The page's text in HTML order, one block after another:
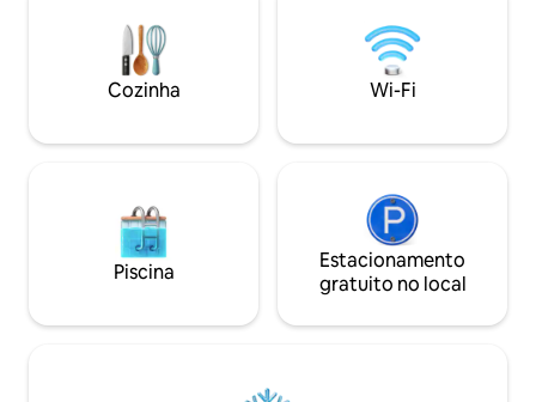
ótima
proprietários!
de 4,95 com mais
total! Avaliações
mesmo ofereço.
Cozinha Wi-Fi
Piscina
Estacionamento
gratuito no local